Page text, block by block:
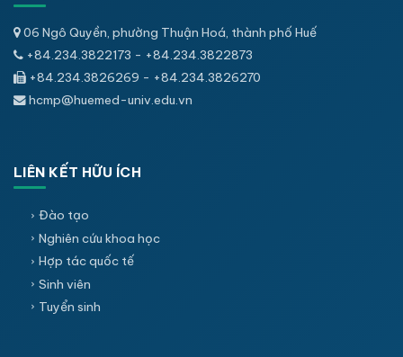
06 Ngô Quyền, phường Thuận Hoá, thành phố Huế
+84.234.3822173 - +84.234.3822873
+84.234.3826269 - +84.234.3826270
hcmp@huemed-univ.edu.vn
LIÊN KẾT HỮU ÍCH
Đào tạo
Nghiên cứu khoa học
Hợp tác quốc tế
Sinh viên
Tuyển sinh